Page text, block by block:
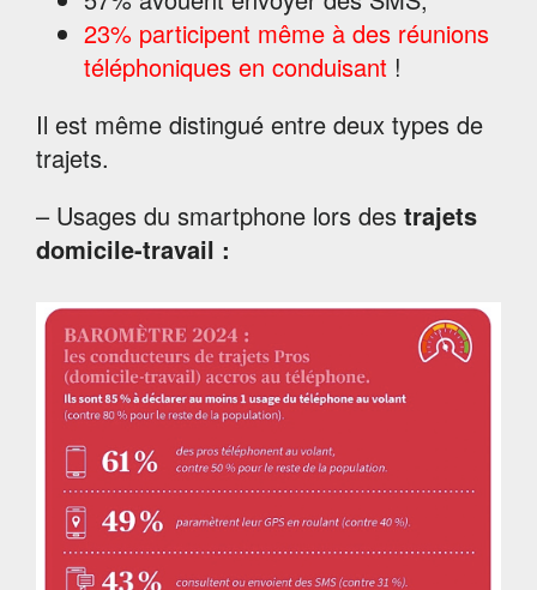
23% participent même à des réunions
téléphoniques en conduisant !
Il est même distingué entre deux types de
trajets.
– Usages du smartphone lors des trajets
domicile-travail :